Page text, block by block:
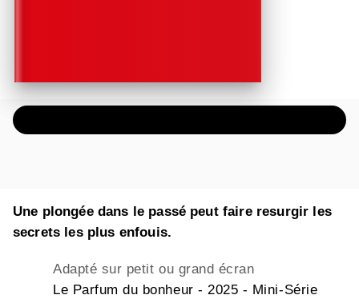
Une plongée dans le passé peut faire resurgir les
secrets les plus enfouis.
Adapté sur petit ou grand écran
Le Parfum du bonheur - 2025 - Mini-Série